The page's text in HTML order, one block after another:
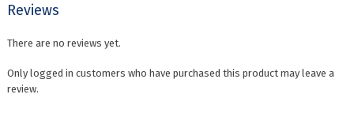
Reviews
There are no reviews yet.
Only logged in customers who have purchased this product may leave a
review.